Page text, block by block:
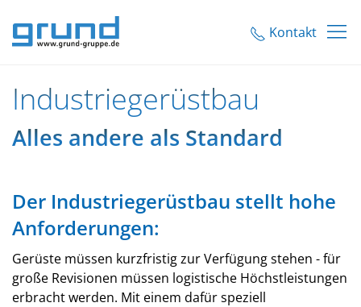
Kontakt
Industriegerüstbau
Alles andere als Standard
Der Industriegerüstbau stellt hohe
Anforderungen:
Gerüste müssen kurzfristig zur Verfügung stehen - für
große Revisionen müssen logistische Höchstleistungen
erbracht werden. Mit einem dafür speziell